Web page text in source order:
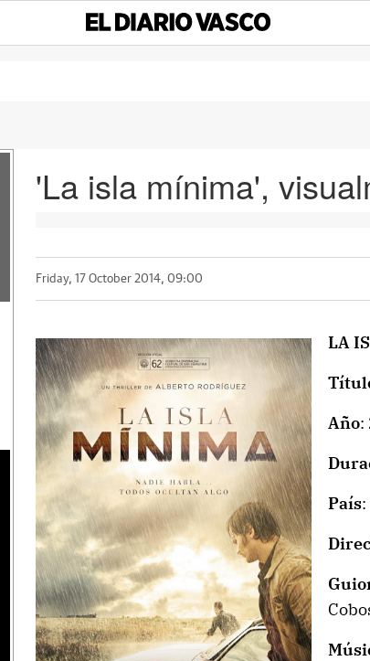
'La isla mínima',
Friday, 17 October 2014, 09:00
LA
Año:
País: